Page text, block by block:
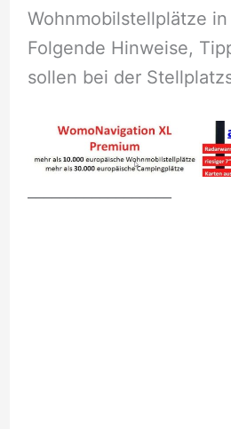
Wohnmobilstellplätze
Folgende Hinweise,
sollen bei der